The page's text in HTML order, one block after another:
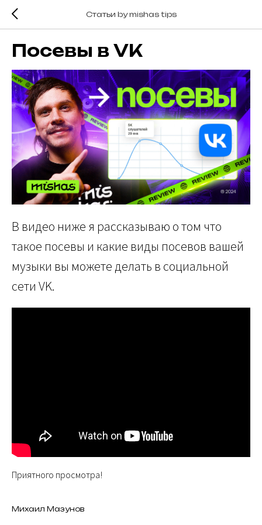
Статьи by mishas tips
Посевы в VK
В видео ниже я рассказываю о том что
такое посевы и какие виды посевов вашей
музыки вы можете делать в социальной
сети VK.
Приятного просмотра!
Михаил Мазунов